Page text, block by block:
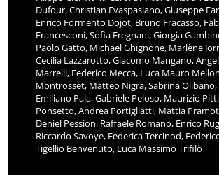
Dufour, Christian Evaspasiano, Giuseppe
Enrico Formento Dojot, Bruno Fracasso,
Francesconi, Sofia Fregnani, Giorgia
Paolo Gatto, Michael Ghignone, Marlène
Cecilia Lazzarotto, Giacomo Mangano,
Marrelli, Federico Mecca, Luca Mauro
Montrosset, Matteo Nigra, Sabrina Olibano,
Emiliano Pala, Gabriele Peloso, Maurizio
Ponsetto, Andrea Portigliatti, Mattia
Deniel Pession, Raffaele Romano, Enrico
Riccardo Savoye, Federica Tercinod,
Tigellio Benvenuto, Luca Massimo Trifilò